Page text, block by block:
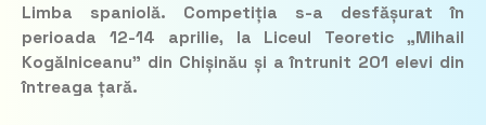
Limba spaniolă. Competiția s-a desfășurat în
perioada 12-14 aprilie, la Liceul Teoretic „Mihail
Kogălniceanu” din Chișinău și a întrunit 201 elevi din
întreaga țară.